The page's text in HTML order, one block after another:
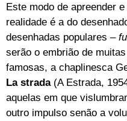
Este modo de apreender
realidade é a do
desenhadas populares –
serão o embrião de
famosas, a chaplinesca
La strada(A Estrada,
aquelas em que
outro impulso senão a